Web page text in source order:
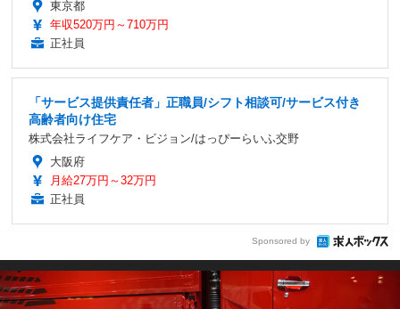
東京都
年収520万円～710万円
正社員
「サービス提供責任者」正職員/シフト相談可/サービス付き
高齢者向け住宅
株式会社ライフケア・ビジョン/はっぴーらいふ交野
大阪府
月給27万円～32万円
正社員
Sponsored by